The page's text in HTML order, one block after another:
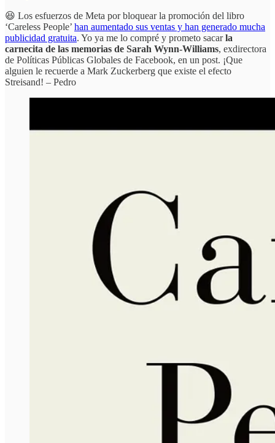
😆 Los esfuerzos de Meta por bloquear la promoción del libro
‘Careless People’ han aumentado sus ventas y han generado mucha
publicidad gratuita. Yo ya me lo compré y prometo sacarla
carnecita de las memorias de Sarah Wynn-Williams, exdirectora
de Políticas Públicas Globales de Facebook, en un post. ¡Que
alguien le recuerde a Mark Zuckerberg que existe el efecto
Streisand! – Pedro